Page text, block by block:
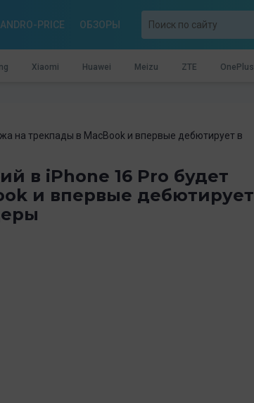
ANDRO-PRICE ОБЗОРЫ
Xiaomi Huawei Meizu ZTE OnePlus
на трекпады в MacBook и впервые дебютирует в
в iPhone 16 Pro будет
и впервые дебютирует